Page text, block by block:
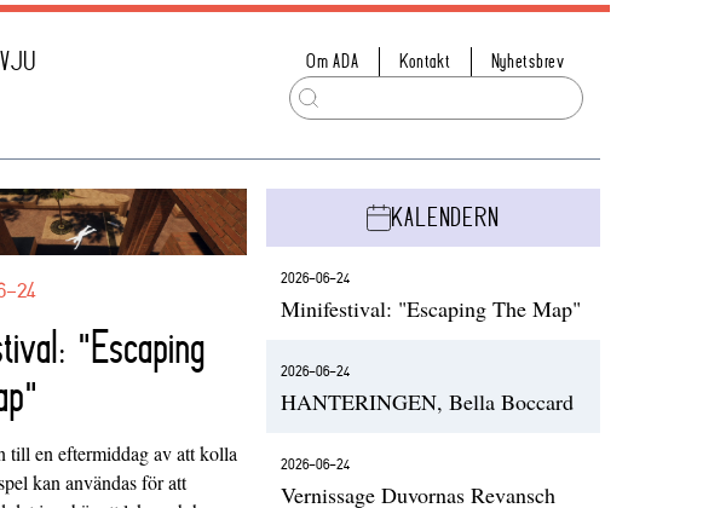
Om ADA Kontakt Nyhetsbrev
24
"Escaping
till en eftermiddag av att kolla
kan användas för att
KALENDERN
2026-06-24
Minifestival: "Escaping The Map"
2026-06-24
HANTERINGEN, Bella Boccard
2026-06-24
Vernissage Duvornas Revansch